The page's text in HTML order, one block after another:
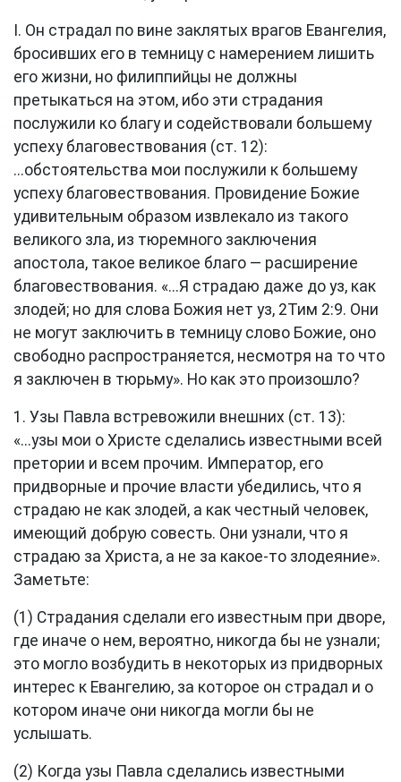
I. Он страдал по вине заклятых врагов Евангелия,
бросивших его в темницу с намерением лишить
его жизни, но филиппийцы не должны
претыкаться на этом, ибо эти страдания
послужили ко благу и содействовали большему
успеху благовествования (ст. 12):
...обстоятельства мои послужили к большему
успеху благовествования. Провидение Божие
удивительным образом извлекало из такого
великого зла, из тюремного заключения
апостола, такое великое благо — расширение
благовествования. «...Я страдаю даже до уз, как
злодей; но для слова Божия нет уз, 2Тим 2:9. Они
не могут заключить в темницу слово Божие, оно
свободно распространяется, несмотря на то что
я заключен в тюрьму». Но как это произошло?
1. Узы Павла встревожили внешних (ст. 13):
«...узы мои о Христе сделались известными всей
претории и всем прочим. Император, его
придворные и прочие власти убедились, что я
страдаю не как злодей, а как честный человек,
имеющий добрую совесть. Они узнали, что я
страдаю за Христа, а не за какое-то злодеяние».
Заметьте:
(1) Страдания сделали его известным при дворе,
где иначе о нем, вероятно, никогда бы не узнали;
это могло возбудить в некоторых из придворных
интерес к Евангелию, за которое он страдал и о
котором иначе они никогда могли бы не
услышать.
(2) Когда узы Павла сделались известными